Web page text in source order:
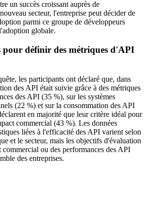
un succès croissant auprès de
secteur, l'entreprise peut décider de
parmi ce groupe de développeurs
globale.
pour définir des métriques d'API
les participants ont déclaré que, dans
des API était suivie grâce à des métriques
des API (35 %), sur les systèmes
(22 %) et sur la consommation des API
en majorité que leur critère idéal pour
commercial (43 %). Les données
liées à l'efficacité des API varient selon
et le secteur, mais les objectifs d'évaluation
ou des performances des API
des entreprises.